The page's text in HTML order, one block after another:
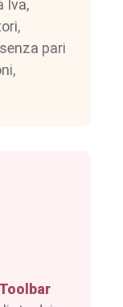
Iva,
pari